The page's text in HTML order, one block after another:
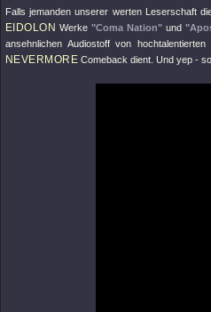
Falls jemanden unserer werten Leserschaft
EIDOLON Werke"Coma Nation" und
ansehnlichen Audiostoff von
NEVERMORE Comeback dient. Und yep -